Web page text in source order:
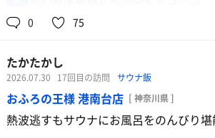
今日は平和だった
露天風呂は温泉で、一度に楽しめるのと、
打たせ湯が和風のポイント
その他、電気風呂やジェットなどもこな
陽射しが強くて、すっかり汗まみれ
立派な門構えに、広い駐車場から入館す
中は意外にコンパクト
郊外のスパ銭はこんな感じかな？
浴室は人が多めです
0 75
たかたかし
2026.07.30 17回目の訪問 サウナ飯
おふろの王様 港南台店 [ 神奈川県 ]
熱波逃すもサウナにお風呂をのんびり